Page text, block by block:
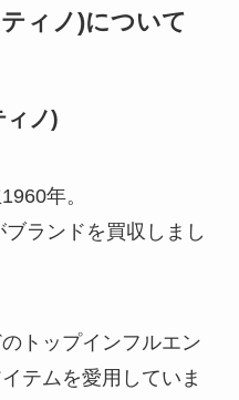
ィノ)について
ィノ)
年。
ランドを買収しまし
トップインフルエン
テムを愛用していま